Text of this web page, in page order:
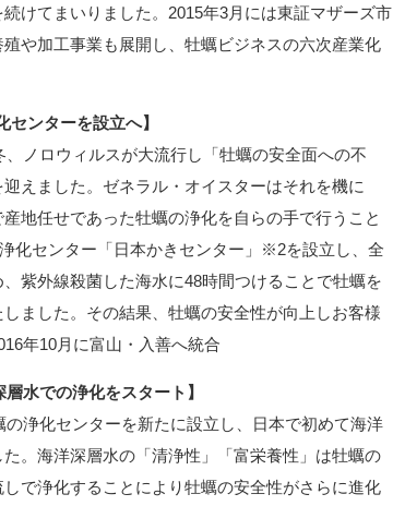
けてまいりました。2015年3月には東証マザーズ市
や加工事業も展開し、牡蠣ビジネスの六次産業化
センターを設立へ】
ノロウィルスが大流行し「牡蠣の安全面への不
えました。ゼネラル・オイスターはそれを機に
地任せであった牡蠣の浄化を自らの手で行うこと
化センター「日本かきセンター」※2を設立し、全
紫外線殺菌した海水に48時間つけることで牡蠣を
ました。その結果、牡蠣の安全性が向上しお客様
年10月に富山・入善へ統合
水での浄化をスタート】
浄化センターを新たに設立し、日本で初めて海洋
。海洋深層水の「清浄性」「富栄養性」は牡蠣の
で浄化することにより牡蠣の安全性がさらに進化